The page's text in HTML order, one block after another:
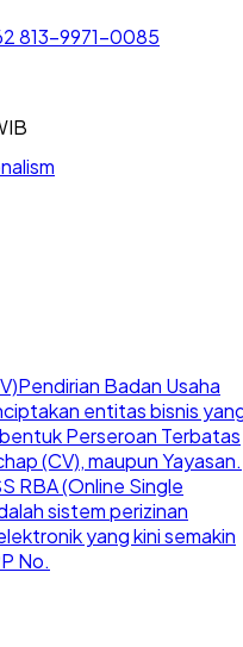
813-9971-0085
Pendirian Badan Usaha
entitas bisnis
Perseroan Terbatas
(CV), maupun Yayasan.
RBA (Online Single
sistem perizinan
yang kini semakin
No.